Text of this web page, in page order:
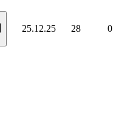
25.12.25 28 0